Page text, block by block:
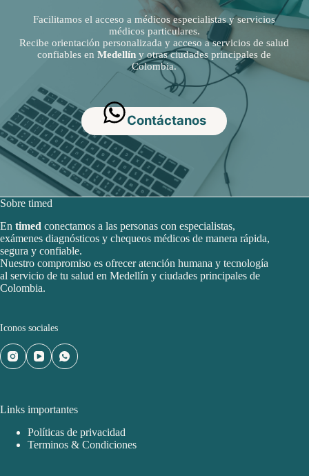
Facilitamos el acceso a médicos especialistas y servicios
médicos particulares.
Recibe orientación personalizada y acceso a servicios de salud
confiables enMedellíny otras ciudades principales de
Colombia.
Contáctanos
Sobre timed
En timed conectamos a las personas con especialistas,
exámenes diagnósticos y chequeos médicos de manera rápida,
segura y confiable.
Nuestro compromiso es ofrecer atención humana y tecnología
al servicio de tu salud en Medellín y ciudades principales de
Colombia.
Iconos sociales
Links importantes
Políticas de privacidad
Terminos & Condiciones